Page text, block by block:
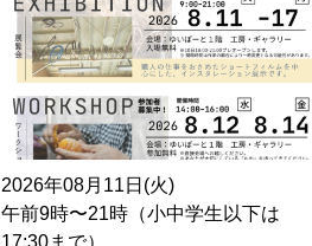
2026年08月11日(火)
午前9時〜21時（小中学生以下は
17:30まで）